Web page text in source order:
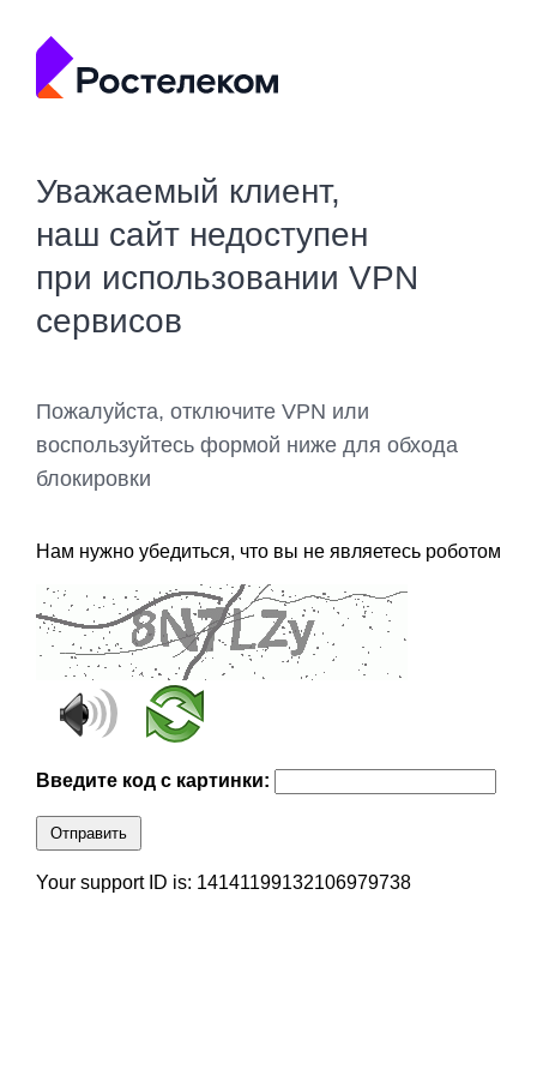
Уважаемый клиент,
наш сайт недоступен
при использовании VPN
сервисов
Пожалуйста, отключите VPN или
воспользуйтесь формой ниже для обхода
блокировки
Нам нужно убедиться, что вы не являетесь роботом
Введите код с картинки:
Отправить
Your support ID is: 14141199132106979738